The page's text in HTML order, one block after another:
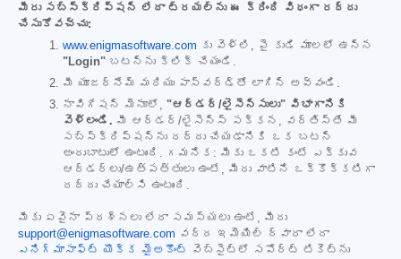
మీరు సబ్‌స్క్రిప్షన్ లేదా ట్రయల్‌ను ఈ క్రింది విధంగా రద్దు
చేసుకోవచ్చు:
www.enigmasoftware.com కు వెళ్లి, పై కుడి మూలలో ఉన్న
"Login" బటన్‌ను క్లిక్ చేయండి.
మీ యూజర్‌నేమ్ మరియు పాస్‌వర్డ్‌తో లాగిన్ అవ్వండి.
నావిగేషన్ మెనూలో, "ఆర్డర్/లైసెన్సులు" విభాగానికి
వెళ్లండి. మీ ఆర్డర్/లైసెన్స్ పక్కన, వర్తిస్తే మీ
సబ్‌స్క్రిప్షన్‌ను రద్దు చేయడానికి ఒక బటన్
అందుబాటులో ఉంటుంది. గమనిక: మీకు ఒకటి కంటే ఎక్కువ
ఆర్డర్‌లు/ఉత్పత్తులు ఉంటే, మీరు వాటిని ఒక్కొక్కటిగా
రద్దు చేయాల్సి ఉంటుంది.
మీకు ఏవైనా ప్రశ్నలు లేదా సమస్యలు ఉంటే, మీరు
support@enigmasoftware.com వద్ద ఇమెయిల్ ద్వారా లేదా
ఎనిగ్మాసాఫ్ట్ యొక్క మైఅకౌంట్
వెబ్‌సైట్‌లో సపోర్ట్ టికెట్‌ను